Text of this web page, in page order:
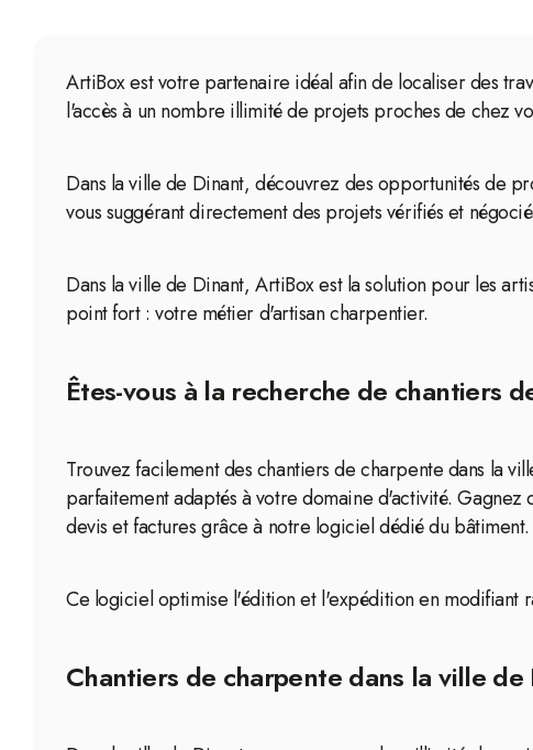
ArtiBox est votre partenaire idéal afin de localiser des
l'accès à un nombre illimité de projets proches de chez
Dans la ville de Dinant, découvrez des opportunités de
vous suggérant directement des projets vérifiés et
Dans la ville de Dinant, ArtiBox est la solution pour les
point fort : votre métier d'artisan charpentier.
Êtes-vous à la recherche de chantiers
Trouvez facilement des chantiers de charpente dans la
parfaitement adaptés à votre domaine d'activité.
devis et factures grâce à notre logiciel dédié du bâtiment.
Ce logiciel optimise l'édition et l'expédition en modifiant
Chantiers de charpente dans la ville de